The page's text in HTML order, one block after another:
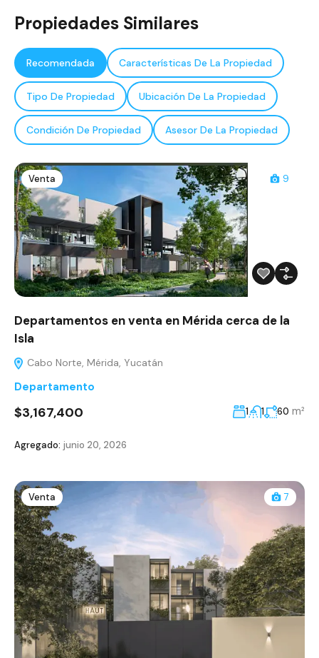
Propiedades Similares
Recomendada Características De La Propiedad
Tipo De Propiedad Ubicación De La Propiedad
Condición De Propiedad Asesor De La Propiedad
Venta 9
Departamentos en venta en Mérida cerca de la
Isla
Cabo Norte, Mérida, Yucatán
Departamento
$3,167,400 1 1 60 m²
Agregado: junio 20, 2026
Venta 7